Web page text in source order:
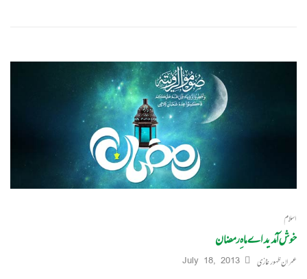
اسلام
خوش آمدید اے ماہِ رمضان
عمران ظہور غازی July 18, 2013